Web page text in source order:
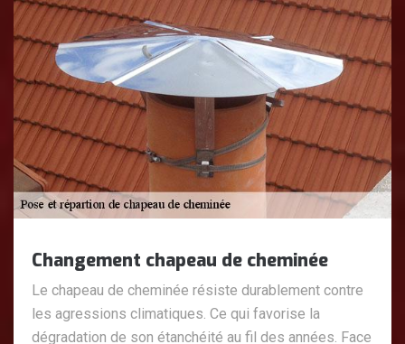
Changement chapeau de cheminée
Le chapeau de cheminée résiste durablement contre
les agressions climatiques. Ce qui favorise la
dégradation de son étanchéité au fil des années. Face